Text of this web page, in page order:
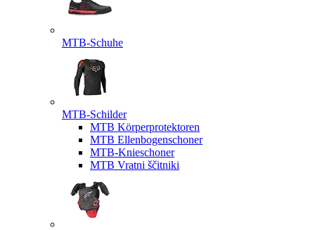
MTB-Schuhe
MTB-Schilder
MTB Körperprotektoren
MTB Ellenbogenschoner
MTB-Knieschoner
MTB Vratni ščitniki